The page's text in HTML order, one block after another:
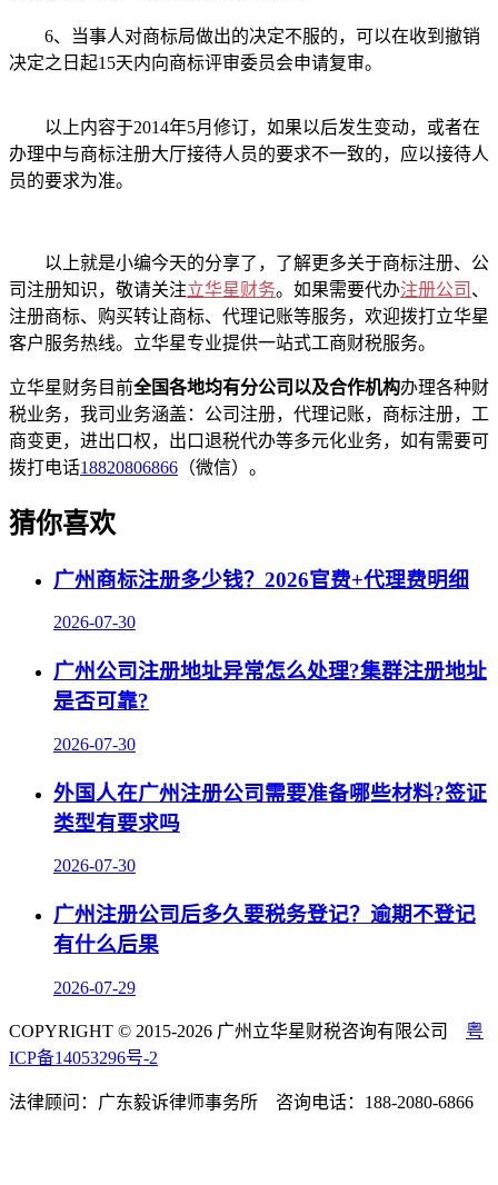
6、当事人对商标局做出的决定不服的，可以在收到撤销
决定之日起15天内向商标评审委员会申请复审。
以上内容于2014年5月修订，如果以后发生变动，或者在
办理中与商标注册大厅接待人员的要求不一致的，应以接待人
员的要求为准。
以上就是小编今天的分享了，了解更多关于商标注册、公
司注册知识，敬请关注立华星财务。如果需要代办注册公司 、
注册商标、购买转让商标、代理记账等服务，欢迎拨打立华星
客户服务热线。立华星专业提供一站式工商财税服务。
立华星财务目前全国各地均有分公司以及合作机构办理各种财
税业务，我司业务涵盖：公司注册，代理记账，商标注册，工
商变更，进出口权，出口退税代办等多元化业务，如有需要可
拨打电话18820806866 （微信）。
猜你喜欢
广州商标注册多少钱？2026官费+代理费明细
2026-07-30
广州公司注册地址异常怎么处理?集群注册地址
是否可靠?
2026-07-30
外国人在广州注册公司需要准备哪些材料?签证
类型有要求吗
2026-07-30
广州注册公司后多久要税务登记？逾期不登记
有什么后果
2026-07-29
COPYRIGHT © 2015-2026 广州立华星财税咨询有限公司 粤
ICP备14053296号-2
法律顾问：广东毅诉律师事务所 咨询电话：188-2080-6866